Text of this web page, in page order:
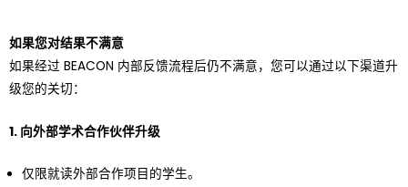
如果您对结果不满意
如果经过 BEACON 内部反馈流程后仍不满意，您可以通过以下渠道升
级您的关切：
1. 向外部学术合作伙伴升级
仅限就读外部合作项目的学生。